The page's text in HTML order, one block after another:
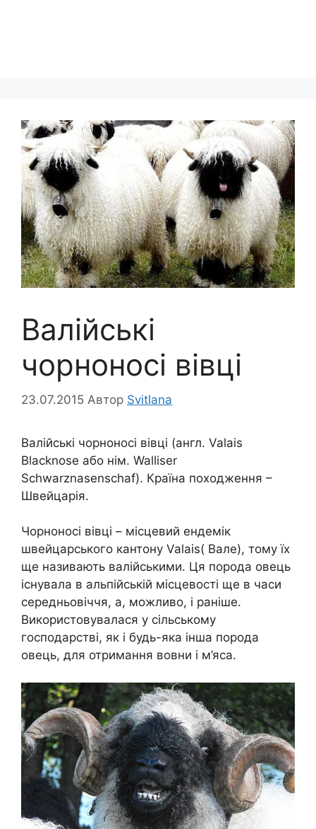
Валійські
чорноносі вівці
23.07.2015 Автор Svitlana
Валійські чорноносі вівці (англ. Valais
Blacknose або нім. Walliser
Schwarznasenschaf). Країна походження –
Швейцарія.
Чорноносі вівці – місцевий ендемік
швейцарського кантону Valais( Вале), тому їх
ще називають валійськими. Ця порода овець
існувала в альпійській місцевості ще в часи
середньовіччя, а, можливо, і раніше.
Використовувалася у сільському
господарстві, як і будь-яка інша порода
овець, для отримання вовни і м’яса.